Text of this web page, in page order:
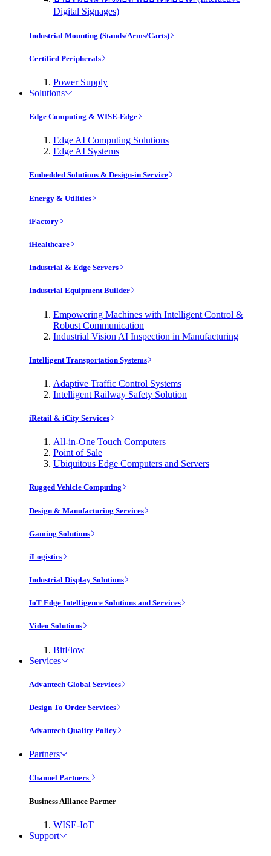
Digital Signages)
Industrial Mounting (Stands/Arms/Carts)
Certified Peripherals
Power Supply
Solutions
Edge Computing & WISE-Edge
Edge AI Computing Solutions
Edge AI Systems
Embedded Solutions & Design-in Service
Energy & Utilities
iFactory
iHealthcare
Industrial & Edge Servers
Industrial Equipment Builder
Empowering Machines with Intelligent Control &
Robust Communication
Industrial Vision AI Inspection in Manufacturing
Intelligent Transportation Systems
Adaptive Traffic Control Systems
Intelligent Railway Safety Solution
iRetail & iCity Services
All-in-One Touch Computers
Point of Sale
Ubiquitous Edge Computers and Servers
Rugged Vehicle Computing
Design & Manufacturing Services
Gaming Solutions
iLogistics
Industrial Display Solutions
IoT Edge Intelligence Solutions and Services
Video Solutions
BitFlow
Services
Advantech Global Services
Design To Order Services
Advantech Quality Policy
Partners
Channel Partners
Business Alliance Partner
WISE-IoT
Support